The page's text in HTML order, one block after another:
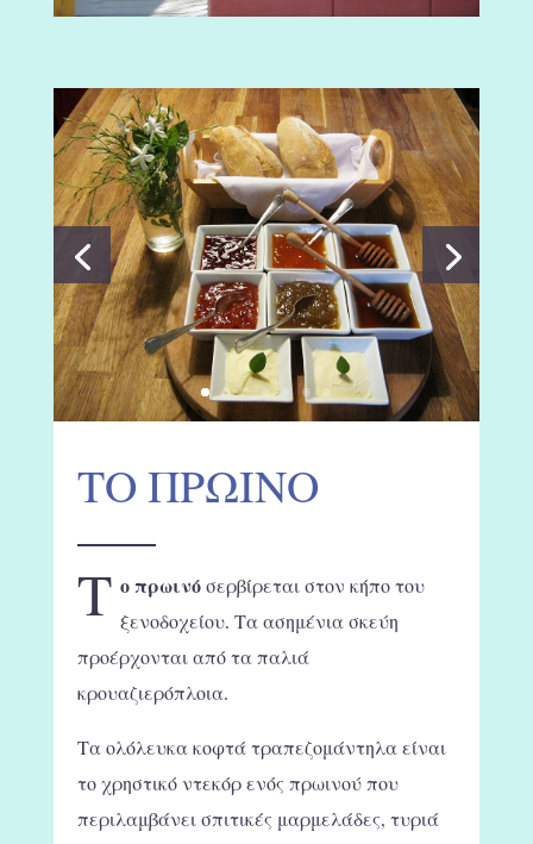
ΤΟ ΠΡΩΙΝΟ
Τ ο πρωινόσερβίρεται στον κήπο του
ξενοδοχείου. Τα ασημένια σκεύη
προέρχονται από τα παλιά
κρουαζιερόπλοια.
Τα ολόλευκα κοφτά τραπεζομάντηλα είναι
το χρηστικό ντεκόρ ενός πρωινού που
περιλαμβάνει σπιτικές μαρμελάδες, τυριά